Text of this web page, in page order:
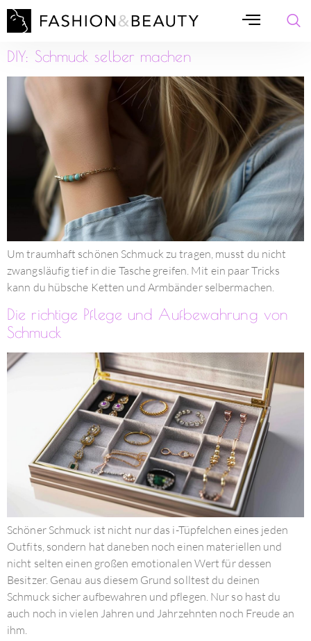
DIY: Schmuck selber machen
Um traumhaft schönen Schmuck zu tragen, musst du nicht
zwangsläufig tief in die Tasche greifen. Mit ein paar Tricks
kann du hübsche Ketten und Armbänder selbermachen.
Die richtige Pflege und Aufbewahrung von
Schmuck
Schöner Schmuck ist nicht nur das i-Tüpfelchen eines jeden
Outfits, sondern hat daneben noch einen materiellen und
nicht selten einen großen emotionalen Wert für dessen
Besitzer. Genau aus diesem Grund solltest du deinen
Schmuck sicher aufbewahren und pflegen. Nur so hast du
auch noch in vielen Jahren und Jahrzehnten noch Freude an
ihm.